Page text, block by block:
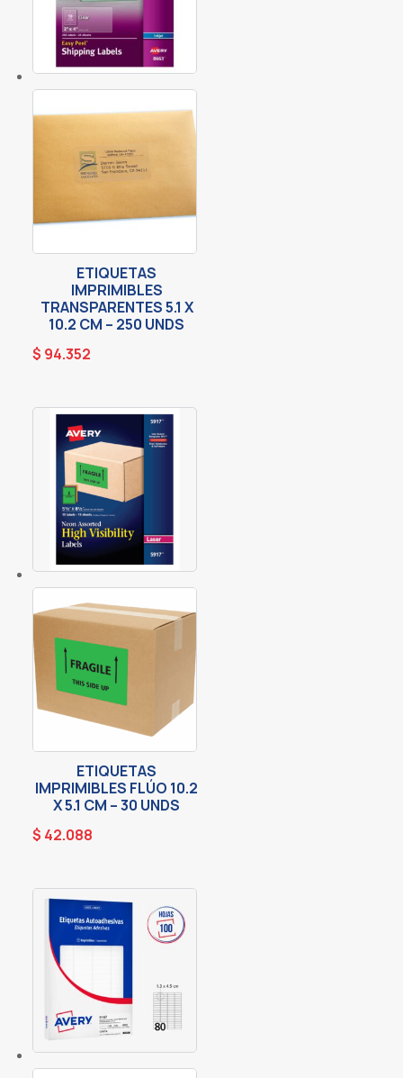
ETIQUETAS
IMPRIMIBLES
TRANSPARENTES 5.1 X
10.2 CM – 250 UNDS
$ 94.352
ETIQUETAS
IMPRIMIBLES FLÚO 10.2
X 5.1 CM – 30 UNDS
$ 42.088